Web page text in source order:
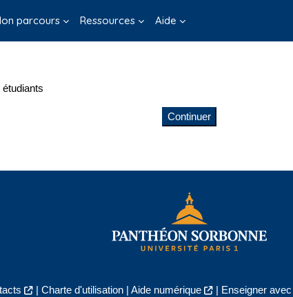
parcours Ressources Aide
Continuer
| Charte d'utilisation| Aide numérique | Enseigner